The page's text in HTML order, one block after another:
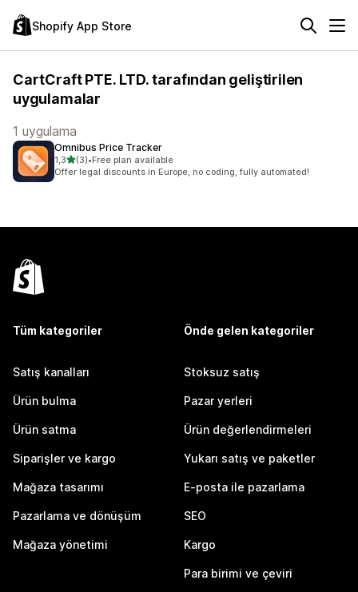
Shopify App Store
CartCraft PTE. LTD. tarafından geliştirilen
uygulamalar
1 uygulama
Omnibus Price Tracker
1,35 yıldız üzerinden
(3)
toplam 3 değerlendirme
•Free plan available
Offer legal discounts in Europe, no coding, fully automated!
Tüm kategoriler
Satış kanalları
Ürün bulma
Ürün satma
Siparişler ve kargo
Mağaza tasarımı
Pazarlama ve dönüşüm
Mağaza yönetimi
Önde gelen kategoriler
Stoksuz satış
Pazar yerleri
Ürün değerlendirmeleri
Yukarı satış ve paketler
E-posta ile pazarlama
SEO
Kargo
Para birimi ve çeviri